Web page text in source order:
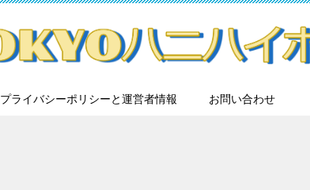
プライバシーポリシーと運営者情報 お問い合わせ